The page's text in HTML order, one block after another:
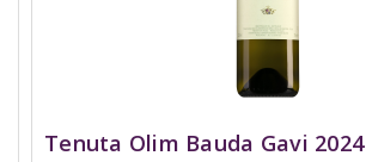
Tenuta Olim Bauda Gavi 2024